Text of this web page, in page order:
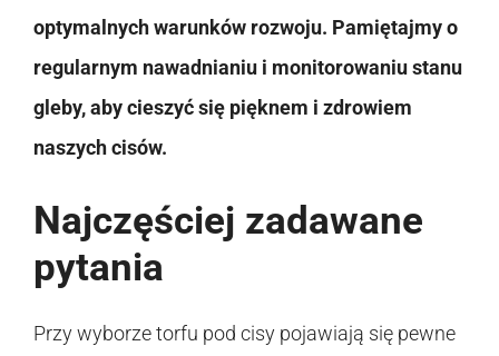
optymalnych warunków rozwoju. Pamiętajmy o
regularnym nawadnianiu i monitorowaniu stanu
gleby, aby cieszyć się pięknem i zdrowiem
naszych cisów.
Najczęściej zadawane
pytania
Przy wyborze torfu pod cisy pojawiają się pewne